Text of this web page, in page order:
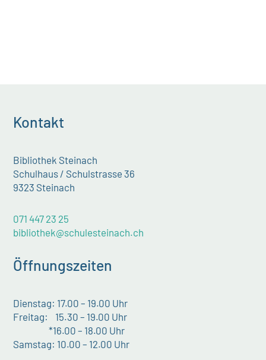
Kontakt
Bibliothek Steinach
Schulhaus / Schulstrasse 36
9323 Steinach
071 447 23 25
bibliothek@schulesteinach.ch
Öffnungszeiten
Dienstag: 17.00 – 19.00 Uhr
Freitag: 15.30 – 19.00 Uhr
*16.00 – 18.00 Uhr
Samstag: 10.00 – 12.00 Uhr